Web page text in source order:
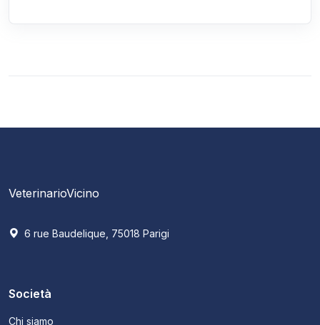
VeterinarioVicino
6 rue Baudelique, 75018 Parigi
Società
Chi siamo